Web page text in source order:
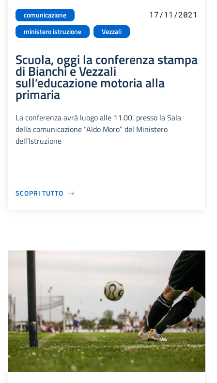
comunicazione
ministero istruzione
Vezzali
17/11/2021
Scuola, oggi la conferenza stampa
di Bianchi e Vezzali
sull’educazione motoria alla
primaria
La conferenza avrà luogo alle 11.00, presso la Sala
della comunicazione “Aldo Moro” del Ministero
dell’Istruzione
SCOPRI TUTTO